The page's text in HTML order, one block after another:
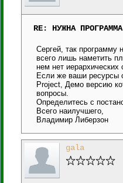
RE: НУЖНА
Сергей, так программу
всего лишь наметить
нем нет иерархических
Если же ваши ресурсы
Project, Демо версию
вопросы.
Определитесь с
Всего наилучшего,
Владимир Либерзон
gala